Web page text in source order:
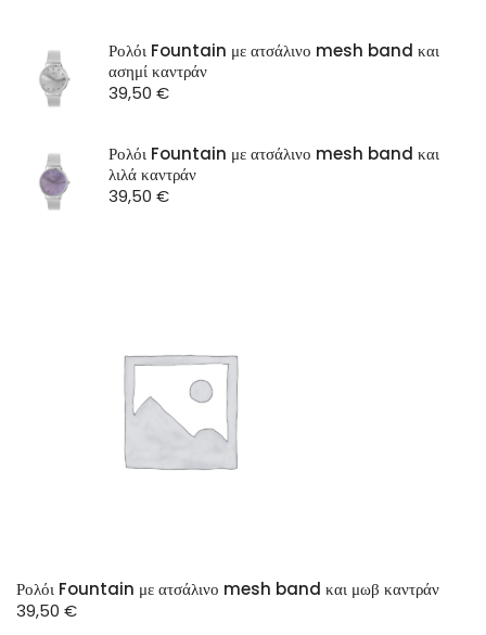
ST Watch
Ρολόι Fountain με ατσάλινο mesh band και
ασημί καντράν
39,50 €
Ρολόι Fountain με ατσάλινο mesh band και
λιλά καντράν
39,50 €
Ρολόι Fountain με ατσάλινο mesh band και μωβ καντράν
39,50 €